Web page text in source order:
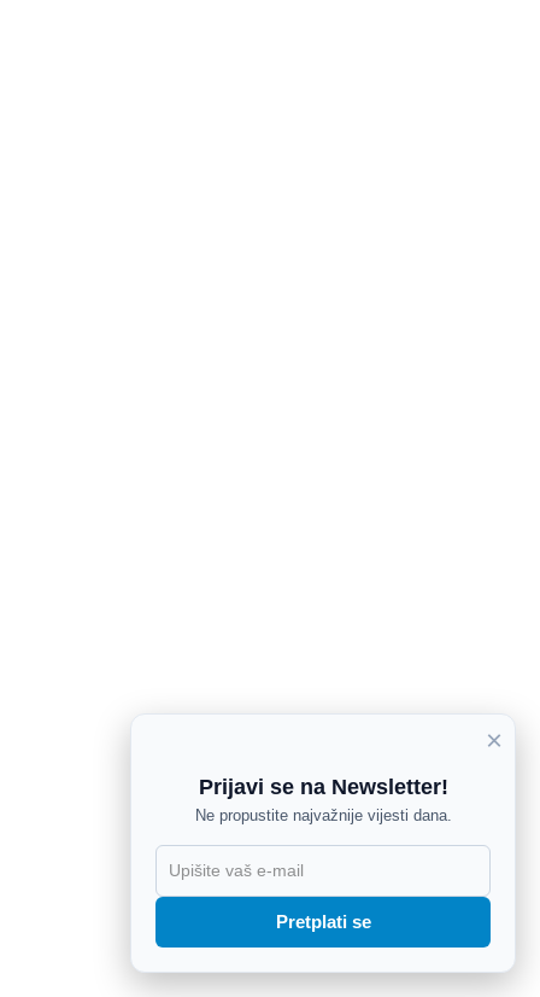
×
Prijavi se na Newsletter!
Ne propustite najvažnije vijesti dana.
Pretplati se